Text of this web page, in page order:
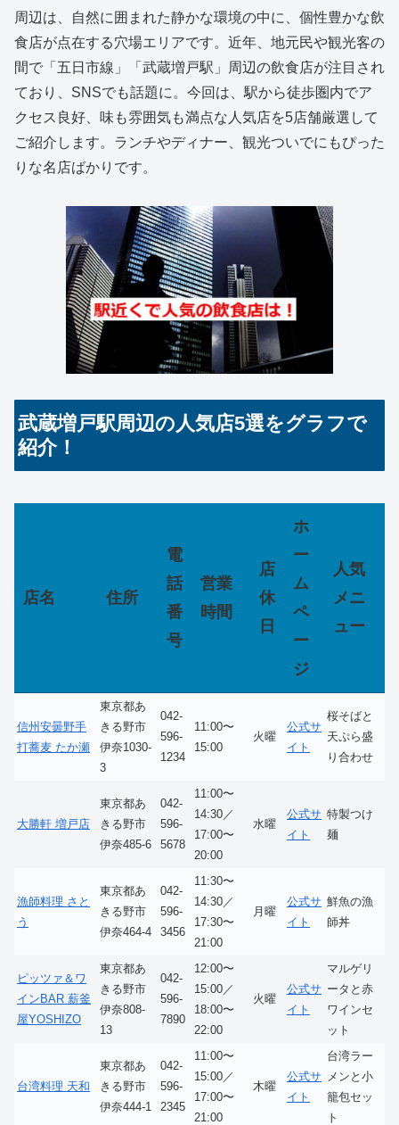
周辺は、自然に囲まれた静かな環境の中に、個性豊かな飲
食店が点在する穴場エリアです。近年、地元民や観光客の
間で「五日市線」「武蔵増戸駅」周辺の飲食店が注目され
ており、SNSでも話題に。今回は、駅から徒歩圏内でア
クセス良好、味も雰囲気も満点な人気店を5店舗厳選して
ご紹介します。ランチやディナー、観光ついでにもぴった
りな名店ばかりです。
武蔵増戸駅周辺の人気店5選をグラフで
紹介！
店名 住所
電
話
番
号
営業
時間
店
休
日
ホ
ー
ム
ペ
ー
ジ
人気
メニ
ュー
信州安曇野手
打蕎麦 たか瀬
東京都あ
きる野市
伊奈1030-
3
042-
596-
1234
11:00〜
15:00
火曜
公式サ
イト
桜そばと
天ぷら盛
り合わせ
大勝軒 増戸店
東京都あ
きる野市
伊奈485-6
042-
596-
5678
11:00〜
14:30／
17:00〜
20:00
水曜
公式サ
イト
特製つけ
麺
漁師料理 さと
う
東京都あ
きる野市
伊奈464-4
042-
596-
3456
11:30〜
14:30／
17:30〜
21:00
月曜
公式サ
イト
鮮魚の漁
師丼
ピッツァ＆ワ
インBAR 薪釜
屋YOSHIZO
東京都あ
きる野市
伊奈808-
13
042-
596-
7890
12:00〜
15:00／
18:00〜
22:00
火曜
公式サ
イト
マルゲリ
ータと赤
ワインセ
ット
台湾料理 天和
東京都あ
きる野市
伊奈444-1
042-
596-
2345
11:00〜
15:00／
17:00〜
21:00
木曜
公式サ
イト
台湾ラー
メンと小
籠包セッ
ト